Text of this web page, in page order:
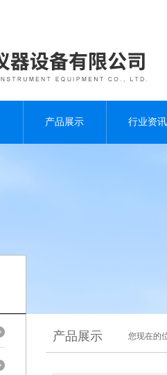
产品展示 行业资讯
产品展示 您现在的